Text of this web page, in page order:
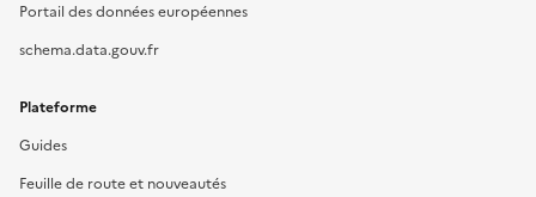
Portail des données européennes
schema.data.gouv.fr
Plateforme
Guides
Feuille de route et nouveautés